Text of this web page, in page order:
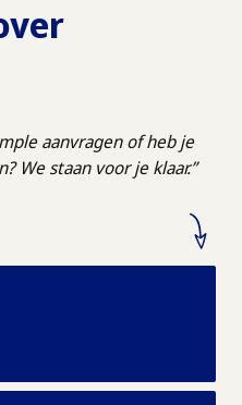
aanvragen of heb je
We staan voor je klaar.